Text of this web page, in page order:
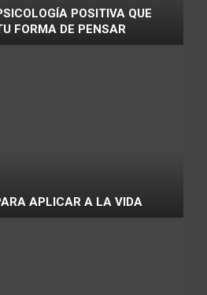
POSITIVA QUE
FORMA DE PENSAR
APLICAR A LA VIDA